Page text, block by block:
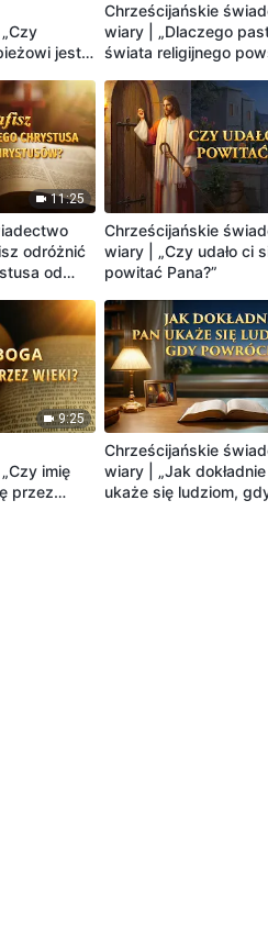
jest
Chrześcijańskie
wiary | „Dlaczego
świata religijnego
prawdziwej drogi?”
11:25
odróżnić
od
Chrześcijańskie
wiary | „Czy udało ci
powitać Pana?”
9:25
imię
przez
Chrześcijańskie
wiary | „Jak
ukaże się ludziom,